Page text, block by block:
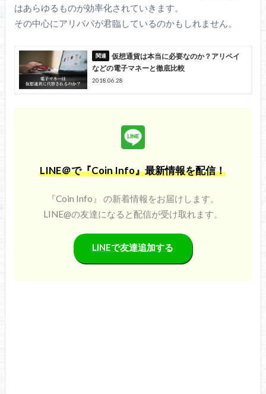
はあらゆるものが効率化されていきます。
その中心にアリババが君臨しているのかもしれません。
仮想通貨は本当に必要なのか？アリペイ
などの電子マネーと徹底比較
2018.06.28
LINE＠で『Coin Info』最新情報を配信！
『Coin Info』 の新着情報をお届けします。
LINE@の友達になると配信が受け取れます。
LINEで友達追加する